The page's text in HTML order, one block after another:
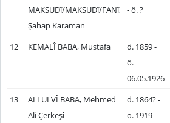
MAKSUDî/MAKSUDî/FANî,
Şahap Karaman
- ö. ?
12 KEMALÎ BABA, Mustafa
d. 1859 -
ö.
06.05.1926
13
ALİ ULVÎ BABA, Mehmed
Ali Çerkeşî
d. 1864? -
ö. 1919